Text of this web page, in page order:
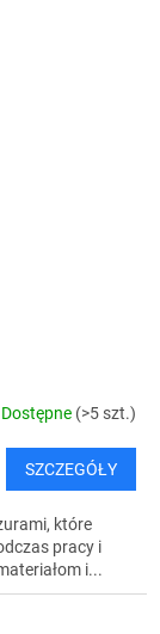
Dostępne (>5 szt.)
SZCZEGÓŁY
które
pracy i
i...